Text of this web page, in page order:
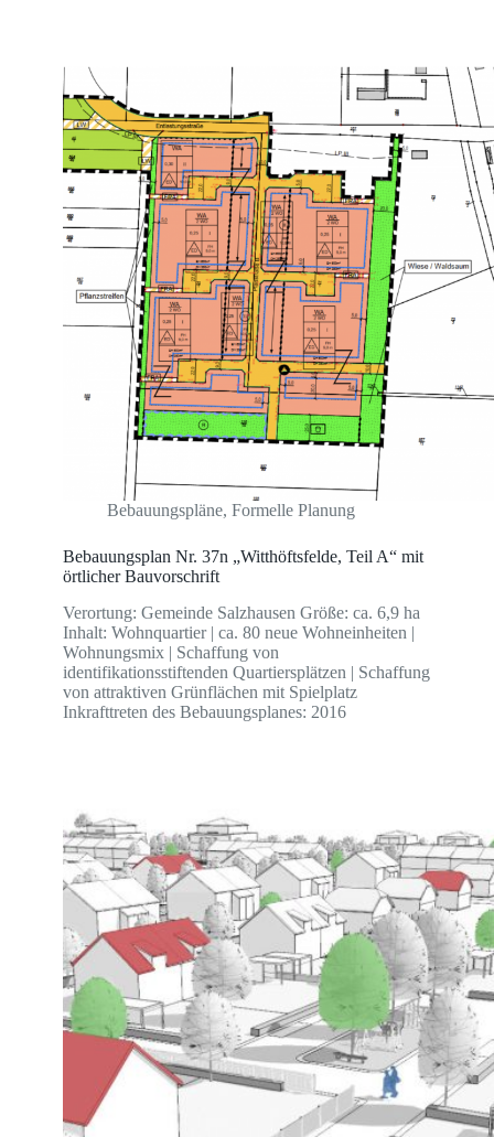
Bebauungspläne, Formelle Planung
Bebauungsplan Nr. 37n „Witthöftsfelde, Teil A“ mit
örtlicher Bauvorschrift
Verortung: Gemeinde Salzhausen Größe: ca. 6,9 ha
Inhalt: Wohnquartier | ca. 80 neue Wohneinheiten |
Wohnungsmix | Schaffung von
identifikationsstiftenden Quartiersplätzen | Schaffung
von attraktiven Grünflächen mit Spielplatz
Inkrafttreten des Bebauungsplanes: 2016